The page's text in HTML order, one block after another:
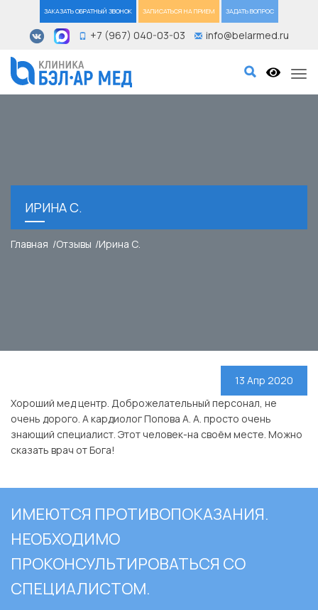
ЗАКАЗАТЬ ОБРАТНЫЙ ЗВОНОК ЗАПИСАТЬСЯ НА ПРИЕМ ЗАДАТЬ ВОПРОС
+7 (967) 040-03-03 info@belarmed.ru
ИРИНА С.
Главная Отзывы Ирина С.
13 Апр 2020
Хороший мед центр. Доброжелательный персонал, не
очень дорого. А кардиолог Попова А. А. просто очень
знающий специалист. Этот человек-на своём месте. Можно
сказать врач от Бога!
ИМЕЮТСЯ ПРОТИВОПОКАЗАНИЯ.
НЕОБХОДИМО
ПРОКОНСУЛЬТИРОВАТЬСЯ СО
СПЕЦИАЛИСТОМ.